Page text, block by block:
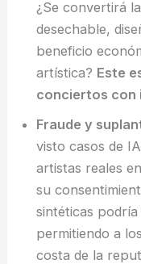
¿Se convertirá
desechable,
beneficio
artística? Este
conciertos con
Fraude y
visto casos de
artistas reales
su
sintéticas
permitiendo a
costa de la